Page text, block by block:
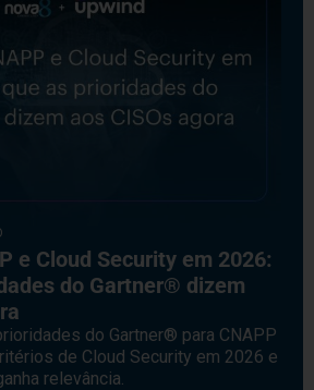
e Cloud Security em 2026:
do Gartner® dizem
do Gartner® para CNAPP
de Cloud Security em 2026 e
relevância.